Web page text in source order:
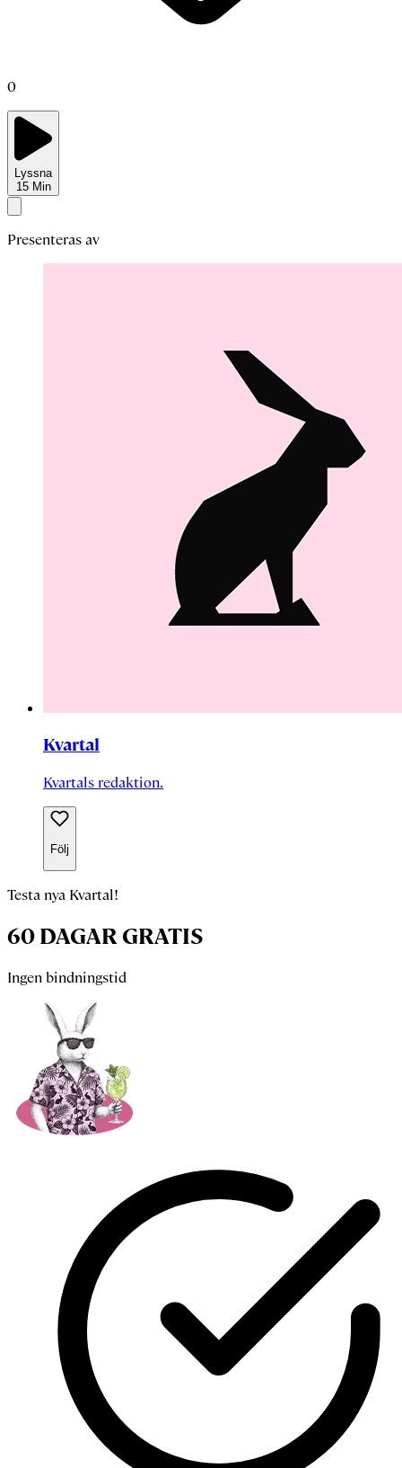
0
Lyssna
15 Min
Presenteras av
Kvartal
Kvartals redaktion.
Följ
Testa nya Kvartal!
60 DAGAR GRATIS
Ingen bindningstid